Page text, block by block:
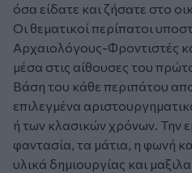
όσα είδατε και ζήσατε στο
Οι θεματικοί περίπατοι
Αρχαιολόγους-Φροντιστές
μέσα στις αίθουσες του
Βάση του κάθε περιπάτου
επιλεγμένα
ή των κλασικών χρόνων. Την
φαντασία, τα μάτια, η φωνή
υλικά δημιουργίας και